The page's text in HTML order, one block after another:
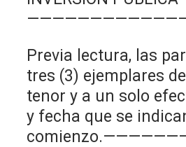
Previa lectura, las
tres (3) ejemplares
tenor y a un solo
y fecha que se